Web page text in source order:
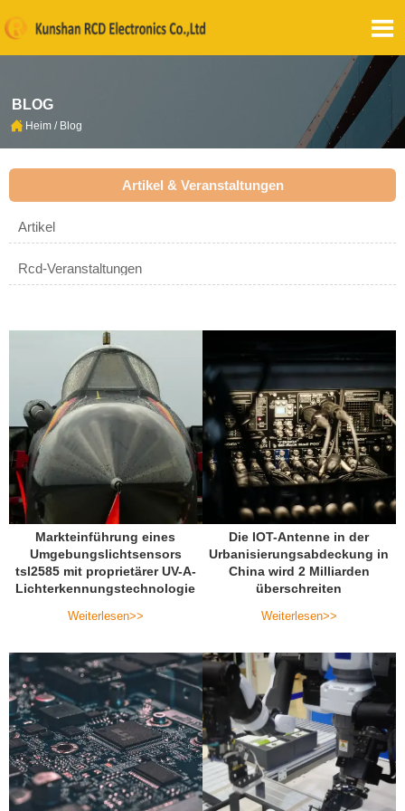

BLOG
 Heim / Blog
Artikel & Veranstaltungen
Artikel
Rcd-Veranstaltungen
Markteinführung eines
Umgebungslichtsensors
tsl2585 mit proprietärer UV-A-
Lichterkennungstechnologie
Weiterlesen>>
Die IOT-Antenne in der
Urbanisierungsabdeckung in
China wird 2 Milliarden
überschreiten
Weiterlesen>>